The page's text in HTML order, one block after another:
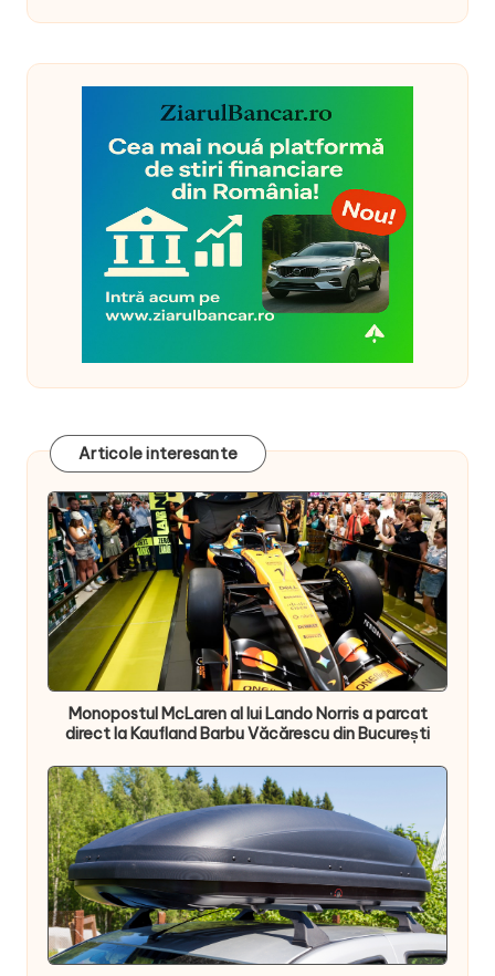
Articole interesante
Monopostul McLaren al lui Lando Norris a parcat
direct la Kaufland Barbu Văcărescu din București